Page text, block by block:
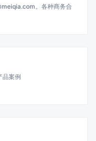
。各种商务合
品案例